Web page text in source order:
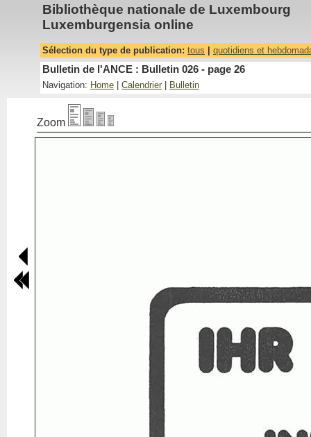
Bibliothèque nationale de Luxembourg
Luxemburgensia online
Sélection du type de publication: tous quotidiens et
Bulletin de l'ANCE : Bulletin 026 - page 26
Navigation: Home Calendrier Bulletin
Zoom